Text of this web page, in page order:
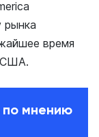
рынка
время
США.
по мнению